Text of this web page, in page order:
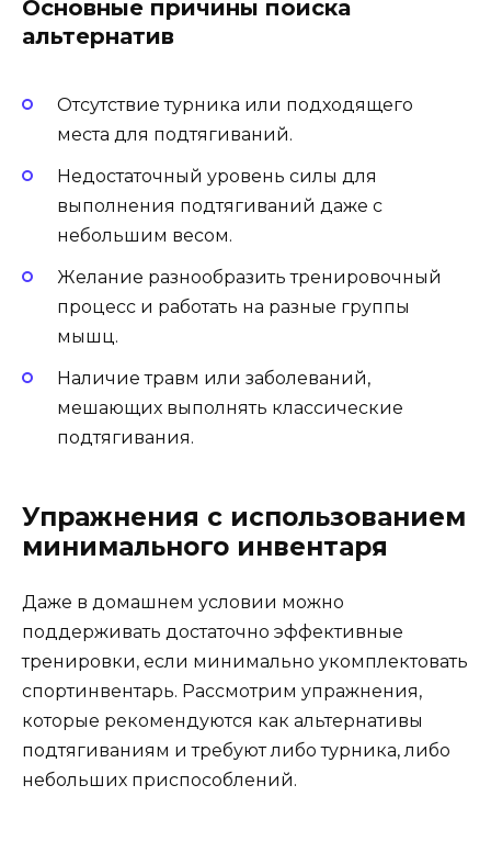
Основные причины поиска
альтернатив
Отсутствие турника или подходящего
места для подтягиваний.
Недостаточный уровень силы для
выполнения подтягиваний даже с
небольшим весом.
Желание разнообразить тренировочный
процесс и работать на разные группы
мышц.
Наличие травм или заболеваний,
мешающих выполнять классические
подтягивания.
Упражнения с использованием
минимального инвентаря
Даже в домашнем условии можно
поддерживать достаточно эффективные
тренировки, если минимально укомплектовать
спортинвентарь. Рассмотрим упражнения,
которые рекомендуются как альтернативы
подтягиваниям и требуют либо турника, либо
небольших приспособлений.